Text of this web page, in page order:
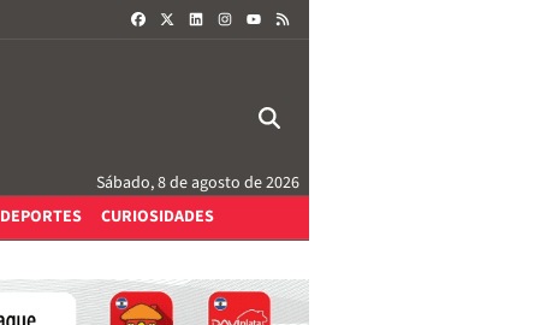
FACEBOOKLINKEDININSTAGRAM
Sábado, 8 de agosto de 2026
DEPORTES CURIOSIDADES